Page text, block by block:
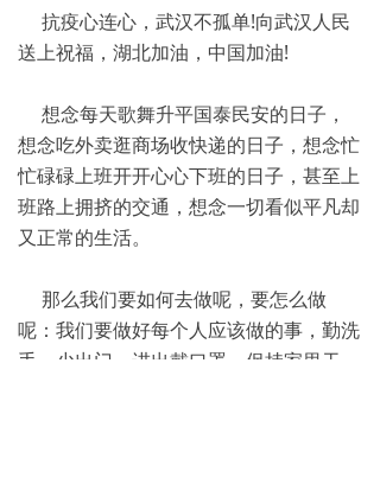
抗疫心连心，武汉不孤单!向武汉人民
送上祝福，湖北加油，中国加油!
想念每天歌舞升平国泰民安的日子，
想念吃外卖逛商场收快递的日子，想念忙
忙碌碌上班开开心心下班的日子，甚至上
班路上拥挤的交通，想念一切看似平凡却
又正常的生活。
那么我们要如何去做呢，要怎么做
呢：我们要做好每个人应该做的事，勤洗
手，少出门，进出戴口罩，保持家里干